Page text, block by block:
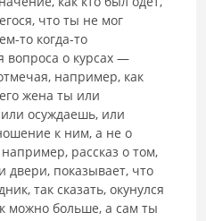
что ты не мог
то когда-то
вопроса о курсах —
например, как
жена ты или
осуждаешь, или
к ним, а не о
рассказ о том,
двери, показывает, что
так сказать, окунулся
можно больше, а сам ты